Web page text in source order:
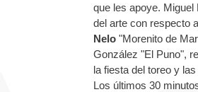
que les apoye.
del arte con respecto
Nelo "Morenito de
González "El Puno",
la fiesta del toreo y
Los últimos 30